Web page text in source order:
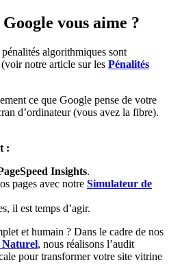
vous aime ?
algorithmiques sont
notre article sur les Pénalités
ce que Google pense de votre
d’ordinateur (vous avez la fibre).
:
Insights.
pages avec notre Simulateur de
il est temps d’agir.
et humain ? Dans le cadre de nos
Naturel, nous réalisons l’audit
pour transformer votre site vitrine